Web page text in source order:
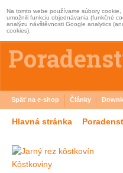
Na tomto webe používame súbory cookie,
umožnili funkciu objednávania (funkčné
analýzu návštěvnosti Google analytics
cookies).
Späť na e-shop Články
Hlavná stránka
Kôstkoviny